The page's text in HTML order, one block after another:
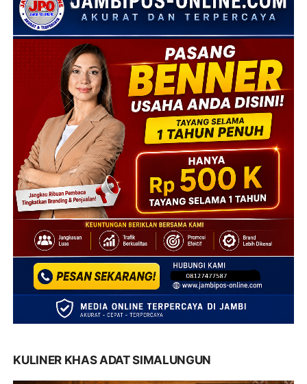
KULINER KHAS ADAT SIMALUNGUN